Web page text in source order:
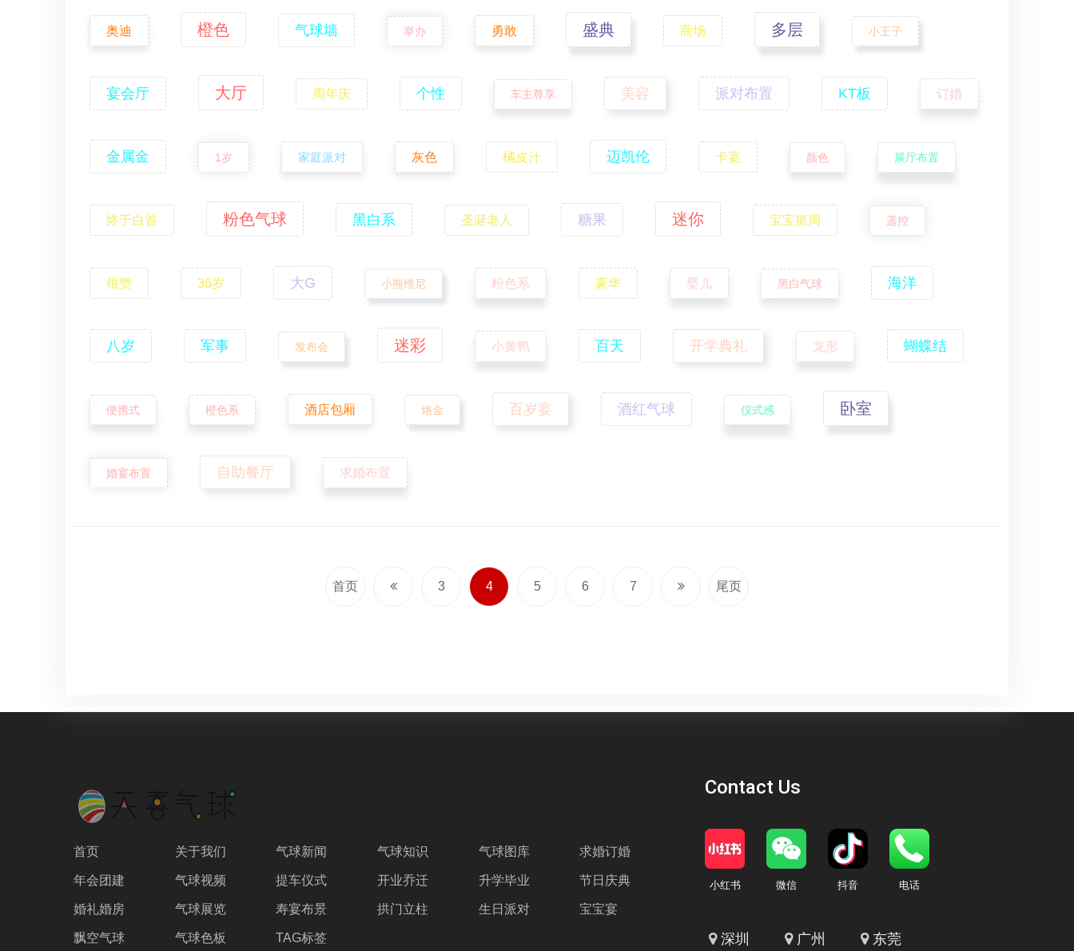
奥迪 橙色 气球墙 举办 勇敢 盛典 商场 多层 小王子
宴会厅 大厅 周年庆 个性 车主尊享 美容 派对布置 KT板 订婚
金属金 1岁 家庭派对 灰色 橘皮汁 迈凯伦 卡宴 颜色 展厅布置
终于白首 粉色气球 黑白系 圣诞老人 糖果 迷你 宝宝抓周 遥控
很赞 36岁 大G 小熊维尼 粉色系 豪华 婴儿 黑白气球 海洋
八岁 军事 发布会 迷彩 小黄鸭 百天 开学典礼 龙形 蝴蝶结
便携式 橙色系 酒店包厢 烙金 百岁宴 酒红气球 仪式感 卧室
婚宴布置 自助餐厅 求婚布置
首页 3 4 5 6 7 尾页
首页 关于我们 气球新闻 气球知识 气球图库 求婚订婚
年会团建 气球视频 提车仪式 开业乔迁 升学毕业 节日庆典
婚礼婚房 气球展览 寿宴布景 拱门立柱 生日派对 宝宝宴
飘空气球 气球色板 TAG标签
Contact Us
小红书 微信 抖音 电话
深圳 广州 东莞